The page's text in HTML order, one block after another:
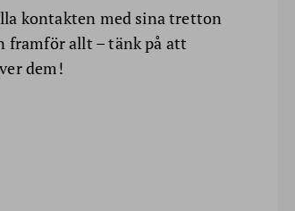
kontakten med sina tretton
framför allt – tänk på att
dem!